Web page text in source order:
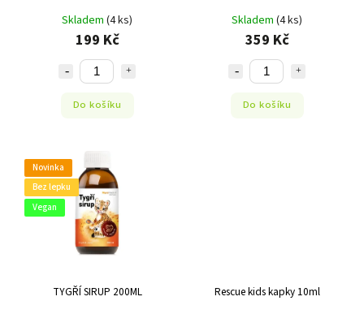
Skladem (4 ks)
199 Kč
Do košíku
Skladem (4 ks)
359 Kč
Do košíku
Novinka
Bez lepku
Vegan
TYGŘÍ SIRUP 200ML Rescue kids kapky 10ml